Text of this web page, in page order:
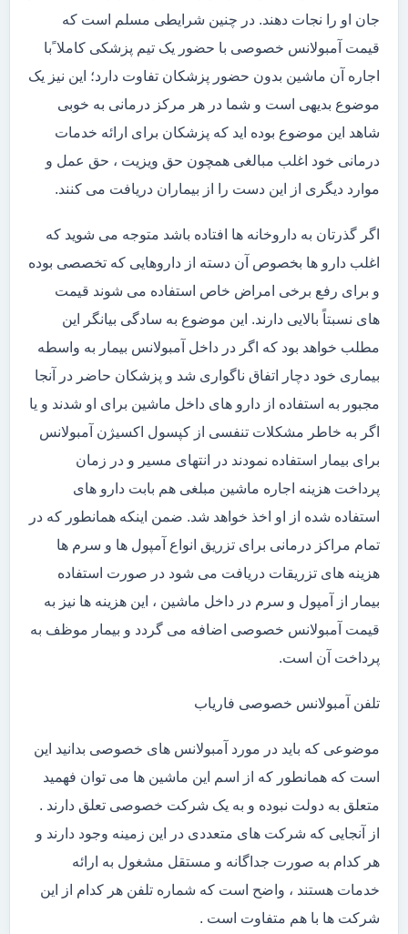
جان او را نجات دهند. در چنین شرایطی مسلم است که
قیمت آمبولانس خصوصی با حضور یک تیم پزشکی کاملا ًبا
اجاره آن ماشین بدون حضور پزشکان تفاوت دارد؛ این نیز یک
موضوع بدیهی است و شما در هر مرکز درمانی به خوبی
شاهد این موضوع بوده اید که پزشکان برای ارائه خدمات
درمانی خود اغلب مبالغی همچون حق ویزیت ، حق عمل و
موارد دیگری از این دست را از بیماران دریافت می کنند.
اگر گذرتان به داروخانه ها افتاده باشد متوجه می شوید که
اغلب دارو ها بخصوص آن دسته از داروهایی که تخصصی بوده
و برای رفع برخی امراض خاص استفاده می شوند قیمت
های نسبتاً بالایی دارند. این موضوع به سادگی بیانگر این
مطلب خواهد بود که اگر در داخل آمبولانس بیمار به واسطه
بیماری خود دچار اتفاق ناگواری شد و پزشکان حاضر در آنجا
مجبور به استفاده از دارو های داخل ماشین برای او شدند و یا
اگر به خاطر مشکلات تنفسی از کپسول اکسیژن آمبولانس
برای بیمار استفاده نمودند در انتهای مسیر و در زمان
پرداخت هزینه اجاره ماشین مبلغی هم بابت دارو های
استفاده شده از او اخذ خواهد شد. ضمن اینکه همانطور که در
تمام مراکز درمانی برای تزریق انواع آمپول ها و سرم ها
هزینه های تزریقات دریافت می شود در صورت استفاده
بیمار از آمپول و سرم در داخل ماشین ، این هزینه ها نیز به
قیمت آمبولانس خصوصی اضافه می گردد و بیمار موظف به
پرداخت آن است.
تلفن آمبولانس خصوصی فاریاب
موضوعی که باید در مورد آمبولانس های خصوصی بدانید این
است که همانطور که از اسم این ماشین ها می توان فهمید
متعلق به دولت نبوده و به یک شرکت خصوصی تعلق دارند .
از آنجایی که شرکت های متعددی در این زمینه وجود دارند و
هر کدام به صورت جداگانه و مستقل مشغول به ارائه
خدمات هستند ، واضح است که شماره تلفن هر کدام از این
شرکت ها با هم متفاوت است .